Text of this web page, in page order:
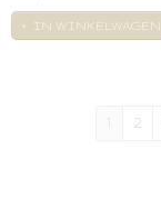
IN WINKELWAGEN
2